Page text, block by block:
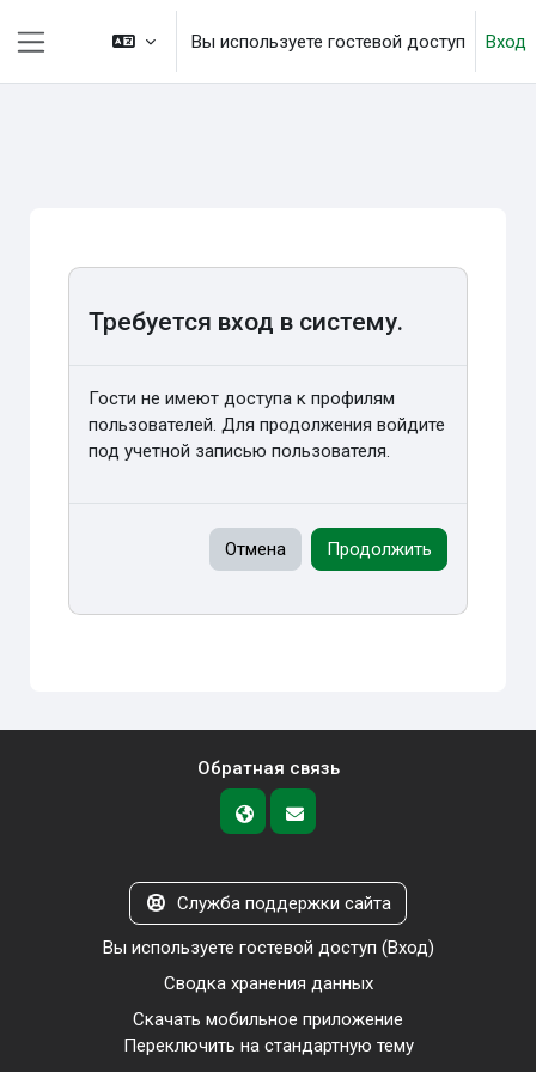
Перейти к основному содержанию
Боковая панель
Вы используете гостевой доступ Вход
Требуется вход в систему.
Гости не имеют доступа к профилям
пользователей. Для продолжения войдите
под учетной записью пользователя.
Отмена Продолжить
Обратная связь
Служба поддержки сайта
Вы используете гостевой доступ (Вход)
Сводка хранения данных
Скачать мобильное приложение
Переключить на стандартную тему